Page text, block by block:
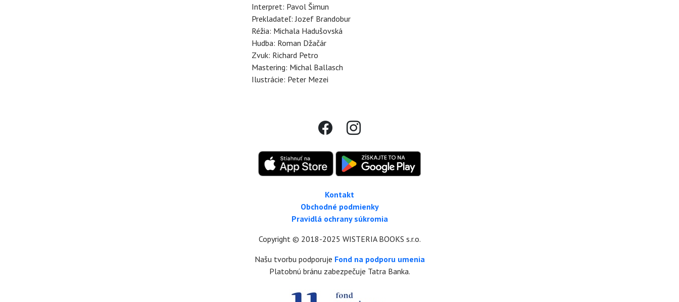
Interpret: Pavol Šimun
Prekladateľ: Jozef Brandobur
Réžia: Michala Hadušovská
Hudba: Roman Džačár
Zvuk: Richard Petro
Mastering: Michal Ballasch
Ilustrácie: Peter Mezei
Kontakt
Obchodné podmienky
Pravidlá ochrany súkromia
Copyright © 2018-2025 WISTERIA BOOKS s.r.o.
Našu tvorbu podporuje Fond na podporu umenia
Platobnú bránu zabezpečuje Tatra Banka.